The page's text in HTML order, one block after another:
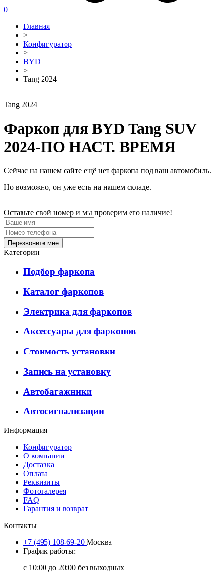
0
Главная
>
Конфигуратор
>
BYD
>
Tang 2024
Tang 2024
Фаркоп для BYD Tang SUV
2024-ПО НАСТ. ВРЕМЯ
Сейчас на нашем сайте ещё нет фаркопа под ваш автомобиль.
Но возможно, он уже есть на нашем складе.
Оставьте свой номер и мы проверим его наличие!
Перезвоните мне
Категории
Подбор фаркопа
Каталог фаркопов
Электрика для фаркопов
Аксессуары для фаркопов
Стоимость установки
Запись на установку
Автобагажники
Автосигнализации
Информация
Конфигуратор
О компании
Доставка
Оплата
Реквизиты
Фотогалерея
FAQ
Гарантия и возврат
Контакты
+7 (495) 108-69-20 Москва
График работы:
с 10:00 до 20:00 без выходных